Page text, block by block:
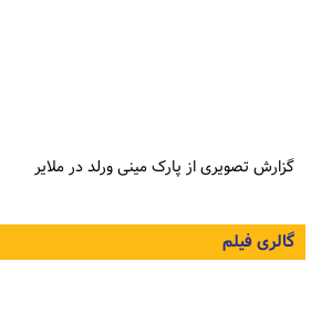
گزارش تصویری از پارک مینی ورلد در ملایر
گالری فیلم